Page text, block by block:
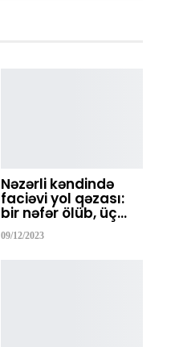
Nəzərli kəndində
faciəvi yol qəzası:
bir nəfər ölüb, üç…
09/12/2023